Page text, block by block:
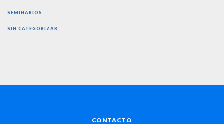
SEMINARIOS
SIN CATEGORIZAR
CONTACTO